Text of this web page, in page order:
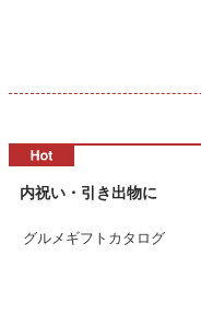
内祝い・引き出物に
グルメギフトカタログ